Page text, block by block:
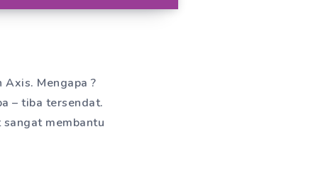
Mengapa ?
– tiba tersendat.
membantu